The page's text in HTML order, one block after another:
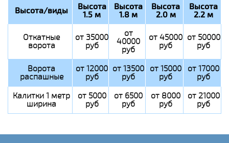
Высота/виды Высота
1.5 м
Высота
1.8 м
Высота
2.0 м
Высота
2.2 м
Откатные
ворота
от 35000
руб
от
40000
руб
от 45000
руб
от 50000
руб
Ворота
распашные
от 12000
руб
от 13500
руб
от 15000
руб
от 17000
руб
Калитки 1 метр
ширина
от 5000
руб
от 6500
руб
от 8000
руб
от 21000
руб